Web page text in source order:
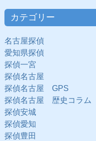
カテゴリー
名古屋探偵
愛知県探偵
探偵一宮
探偵名古屋
探偵名古屋 GPS
探偵名古屋 歴史コラム
探偵安城
探偵愛知
探偵豊田